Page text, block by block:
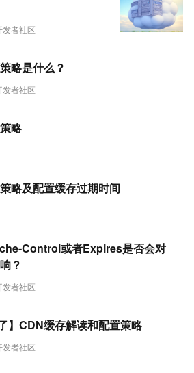
者社区
者社区
略是什么？
略
略及配置缓存过期时间
者社区
Control或者Expires是否会对
？
者社区
】CDN缓存解读和配置策略